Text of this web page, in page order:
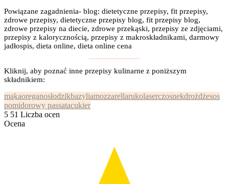
Powiązane zagadnienia- blog: dietetyczne przepisy, fit przepisy,
zdrowe przepisy, dietetyczne przepisy blog, fit przepisy blog,
zdrowe przepisy na diecie, zdrowe przekąski, przepisy ze zdjęciami,
przepisy z kalorycznością, przepisy z makroskładnikami, darmowy
jadłospis, dieta online, dieta online cena
Kliknij, aby poznać inne przepisy kulinarne z poniższym
składnikiem:
mąkaoreganosłodzikbazyliamozzarellarukolaserczosnekdrożdżesos
pomidorowy passatacukier
5 51 Liczba ocen
Ocena